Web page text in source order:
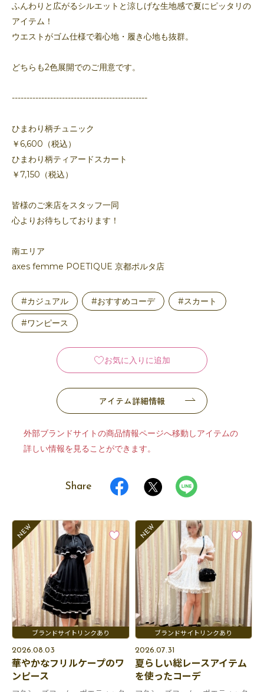
ふんわりと広がるシルエットと涼しげな生地感で夏にピッタリの
アイテム！
ウエストがゴム仕様で着心地・履き心地も抜群。
どちらも2色展開でのご用意です。
----------------------------------------------
ひまわり柄チュニック
￥6,600（税込）
ひまわり柄ティアードスカート
￥7,150（税込）
皆様のご来店をスタッフ一同
心よりお待ちしております！
南エリア
axes femme POETIQUE 京都ポルタ店
#カジュアル #おすすめコーデ #スカート
#ワンピース
お気に入りに追加
アイテム詳細情報
外部ブランドサイトの商品情報ページへ移動しアイテムの
詳しい情報を見ることができます。
Share
2026.08.03
華やかなフリルケープのワ
ンピース
2026.07.31
夏らしい総レースアイテム
を使ったコーデ